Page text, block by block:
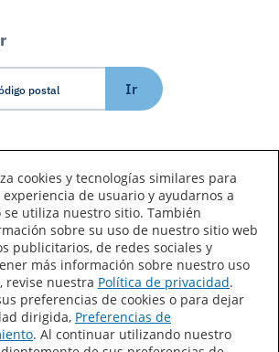
Ir
Mapa del sitio
Privacidad
cookies y tecnologías similares para
de usuario y ayudarnos a
utiliza nuestro sitio. También
sobre su uso de nuestro sitio web
publicitarios, de redes sociales y
más información sobre nuestro uso
revise nuestra Política de privacidad.
preferencias de cookies o para dejar
dirigida, Preferencias de
. Al continuar utilizando nuestro